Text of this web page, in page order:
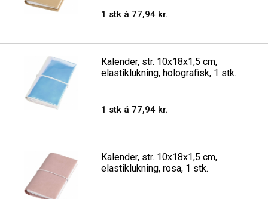
1 stk á 77,94 kr.
Kalender, str. 10x18x1,5 cm,
elastiklukning, holografisk, 1 stk.
1 stk á 77,94 kr.
Kalender, str. 10x18x1,5 cm,
elastiklukning, rosa, 1 stk.